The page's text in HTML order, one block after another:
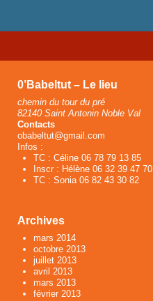
0’Babeltut – Le lieu
chemin du tour du pré
82140 Saint Antonin Noble Val
Contacts
obabeltut@gmail.com
Infos :
TC : Céline 06 78 79 13 85
Inscr : Hélène 06 32 39 47 70
TC : Sonia 06 82 43 30 82
Archives
mars 2014
octobre 2013
juillet 2013
avril 2013
mars 2013
février 2013